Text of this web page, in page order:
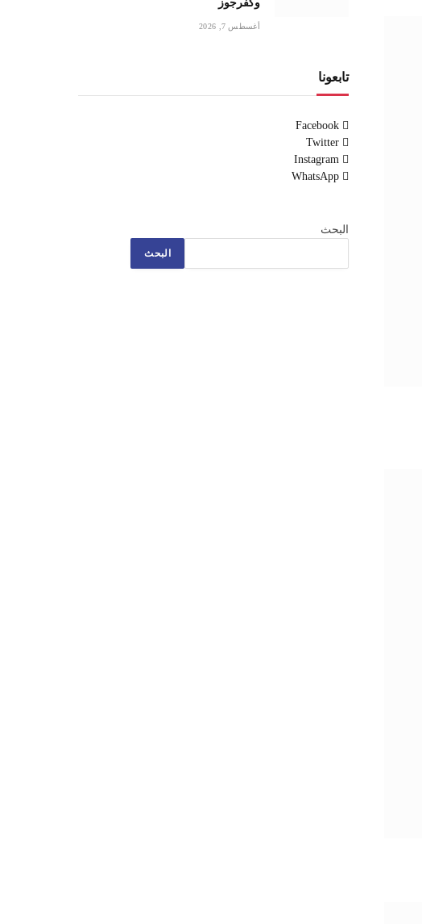
وكفرجوز
أغسطس 7, 2026
تابعونا
Facebook
Twitter
Instagram
WhatsApp
البحث
البحث